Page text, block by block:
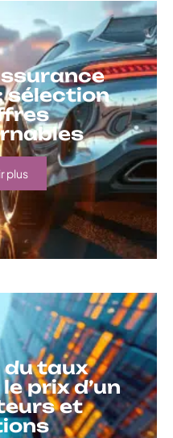
sélection
plus
du taux
prix d’un
et